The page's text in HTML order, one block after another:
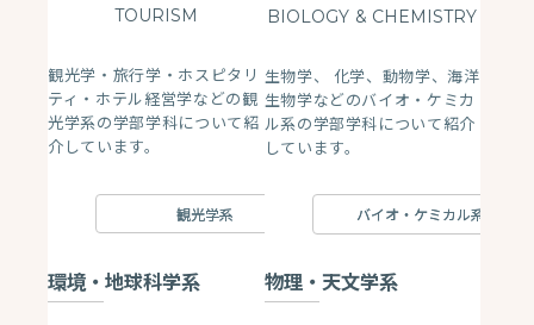
TOURISM
観光学・旅行学・ホスピタリ
ティ・ホテル経営学などの観
光学系の学部学科について紹
介しています。
観光学系
BIOLOGY & CHEMISTRY
生物学、 化学、動物学、海洋
生物学などのバイオ・ケミカ
ル系の学部学科について紹介
しています。
バイオ・ケミカル系
環境・地球科学系 物理・天文学系